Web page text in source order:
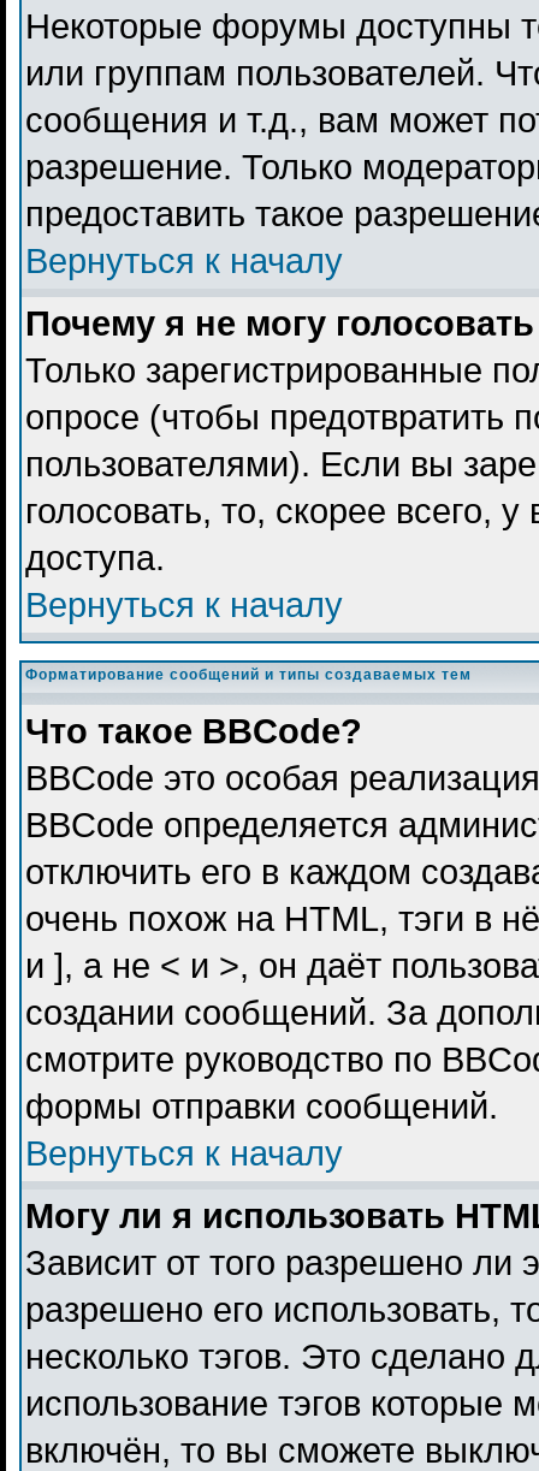
Некоторые форумы доступны
или группам пользователей.
сообщения и т.д., вам может
разрешение. Только
предоставить такое
Вернуться к началу
Почему я не могу
Только зарегистрированные
опросе (чтобы предотвратить
пользователями). Если вы
голосовать, то, скорее всего,
доступа.
Вернуться к началу
Форматирование сообщений и типы создаваемых тем
Что такое BBCode?
BBCode это особая
BBCode определяется
отключить его в каждом
очень похож на HTML, тэги в
и ], а не < и >, он даёт
создании сообщений. За
смотрите руководство по
формы отправки сообщений.
Вернуться к началу
Могу ли я использовать
Зависит от того разрешено ли
разрешено его использовать,
несколько тэгов. Это сделано
использование тэгов которые
включён, то вы сможете